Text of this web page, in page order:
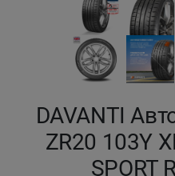
DAVANTI
ZR20 103Y
SPORT
Петропавловск
Семей
Талдыкорган